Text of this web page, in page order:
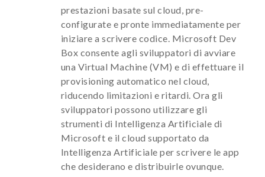
prestazioni basate sul cloud, pre-
configurate e pronte immediatamente per
iniziare a scrivere codice. Microsoft Dev
Box consente agli sviluppatori di avviare
una Virtual Machine (VM) e di effettuare il
provisioning automatico nel cloud,
riducendo limitazioni e ritardi. Ora gli
sviluppatori possono utilizzare gli
strumenti di Intelligenza Artificiale di
Microsoft e il cloud supportato da
Intelligenza Artificiale per scrivere le app
che desiderano e distribuirle ovunque.